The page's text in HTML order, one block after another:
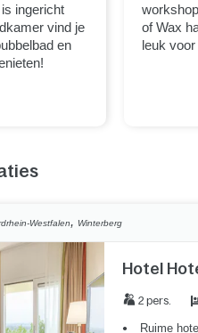
ingericht
vind je
en
of Wax
leuk
Westfalen, Winterberg
Hotel
2 pers.
Ruime